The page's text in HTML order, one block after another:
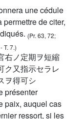
une cédule
de citer,
(Pr. 63, 72;
T. 7.)
右ノ定期ヲ短縮
ク又指示セラレ
ヲ得可シ
présenter
paix, auquel cas
ressort, si les